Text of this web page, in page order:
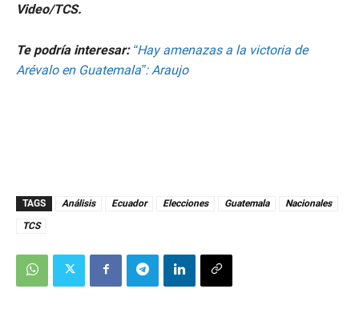
Video/TCS.
Te podría interesar: “Hay amenazas a la victoria de
Arévalo en Guatemala”: Araujo
TAGS Análisis Ecuador Elecciones Guatemala
Nacionales
TCS